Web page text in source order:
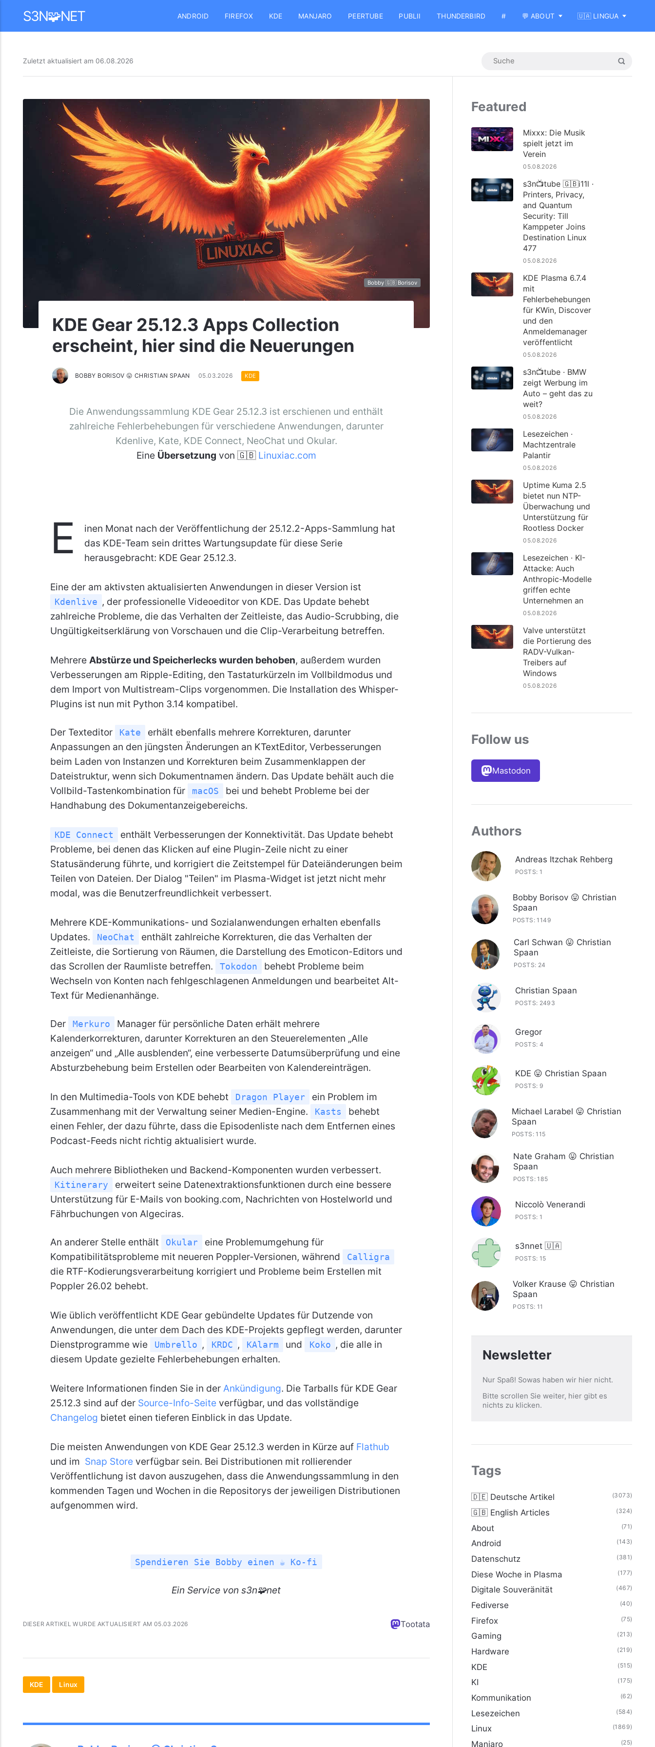
S3N🧩NET ANDROID FIREFOX KDE MANJARO PEERTUBE PUBLII THUNDERBIRD # 💬 ABOUT 🇺🇦 LINGUA
Zuletzt aktualisiert am 06.08.2026
Bobby 🇬🇧 Borisov
KDE Gear 25.12.3 Apps Collection
erscheint, hier sind die Neuerungen
BOBBY BORISOV 😛 CHRISTIAN SPAAN 05.03.2026 KDE
Die Anwendungssammlung KDE Gear 25.12.3 ist erschienen und enthält
zahlreiche Fehlerbehebungen für verschiedene Anwendungen, darunter
Kdenlive, Kate, KDE Connect, NeoChat und Okular.
Eine Übersetzung von 🇬🇧 Linuxiac.com
E
inen Monat nach der Veröffentlichung der 25.12.2-Apps-Sammlung hat
das KDE-Team sein drittes Wartungsupdate für diese Serie
herausgebracht: KDE Gear 25.12.3.
Eine der am aktivsten aktualisierten Anwendungen in dieser Version ist
Kdenlive , der professionelle Videoeditor von KDE. Das Update behebt
zahlreiche Probleme, die das Verhalten der Zeitleiste, das Audio-Scrubbing, die
Ungültigkeitserklärung von Vorschauen und die Clip-Verarbeitung betreffen.
Mehrere Abstürze und Speicherlecks wurden behoben, außerdem wurden
Verbesserungen am Ripple-Editing, den Tastaturkürzeln im Vollbildmodus und
dem Import von Multistream-Clips vorgenommen. Die Installation des Whisper-
Plugins ist nun mit Python 3.14 kompatibel.
Der Texteditor Kate
erhält ebenfalls mehrere Korrekturen, darunter
Anpassungen an den jüngsten Änderungen an KTextEditor, Verbesserungen
beim Laden von Instanzen und Korrekturen beim Zusammenklappen der
Dateistruktur, wenn sich Dokumentnamen ändern. Das Update behält auch die
Vollbild-Tastenkombination für
macOS
bei und behebt Probleme bei der
Handhabung des Dokumentanzeigebereichs.
KDE Connect
enthält Verbesserungen der Konnektivität. Das Update behebt
Probleme, bei denen das Klicken auf eine Plugin-Zeile nicht zu einer
Statusänderung führte, und korrigiert die Zeitstempel für Dateiänderungen beim
Teilen von Dateien. Der Dialog "Teilen" im Plasma-Widget ist jetzt nicht mehr
modal, was die Benutzerfreundlichkeit verbessert.
Mehrere KDE-Kommunikations- und Sozialanwendungen erhalten ebenfalls
Updates.
NeoChat
enthält zahlreiche Korrekturen, die das Verhalten der
Zeitleiste, die Sortierung von Räumen, die Darstellung des Emoticon-Editors und
das Scrollen der Raumliste betreffen.
Tokodon
behebt Probleme beim
Wechseln von Konten nach fehlgeschlagenen Anmeldungen und bearbeitet Alt-
Text für Medienanhänge.
Der Merkuro
Manager für persönliche Daten erhält mehrere
Kalenderkorrekturen, darunter Korrekturen an den Steuerelementen „Alle
anzeigen“ und „Alle ausblenden“, eine verbesserte Datumsüberprüfung und eine
Absturzbehebung beim Erstellen oder Bearbeiten von Kalendereinträgen.
In den Multimedia-Tools von KDE behebt Dragon Player
ein Problem im
Zusammenhang mit der Verwaltung seiner Medien-Engine.
Kasts
behebt
einen Fehler, der dazu führte, dass die Episodenliste nach dem Entfernen eines
Podcast-Feeds nicht richtig aktualisiert wurde.
Auch mehrere Bibliotheken und Backend-Komponenten wurden verbessert.
Kitinerary
erweitert seine Datenextraktionsfunktionen durch eine bessere
Unterstützung für E-Mails von booking.com, Nachrichten von Hostelworld und
Fährbuchungen von Algeciras.
An anderer Stelle enthält Okular
eine Problemumgehung für
Kompatibilitätsprobleme mit neueren Poppler-Versionen, während
Calligra
die RTF-Kodierungsverarbeitung korrigiert und Probleme beim Erstellen mit
Poppler 26.02 behebt.
Wie üblich veröffentlicht KDE Gear gebündelte Updates für Dutzende von
Anwendungen, die unter dem Dach des KDE-Projekts gepflegt werden, darunter
Dienstprogramme wie
Umbrello , KRDC , KAlarm und Koko , die alle in
diesem Update gezielte Fehlerbehebungen erhalten.
Weitere Informationen finden Sie in der Ankündigung. Die Tarballs für KDE Gear
25.12.3 sind auf der Source-Info-Seiteverfügbar, und das vollständige
Changelog bietet einen tieferen Einblick in das Update.
Die meisten Anwendungen von KDE Gear 25.12.3 werden in Kürze auf Flathub
und im Snap Storeverfügbar sein. Bei Distributionen mit rollierender
Veröffentlichung ist davon auszugehen, dass die Anwendungssammlung in den
kommenden Tagen und Wochen in die Repositorys der jeweiligen Distributionen
aufgenommen wird.
Spendieren Sie Bobby einen ☕ Ko-fi
Ein Service von s3n🧩net
DIESER ARTIKEL WURDE AKTUALISIERT AM 05.03.2026 Tootata
KDE Linux
Featured
Mixxx: Die Musik
spielt jetzt im
Verein
05.08.2026
s3n📺tube 🇬🇧i11l ·
Printers, Privacy,
and Quantum
Security: Till
Kamppeter Joins
Destination Linux
477
05.08.2026
KDE Plasma 6.7.4
mit
Fehlerbehebungen
für KWin, Discover
und den
Anmeldemanager
veröffentlicht
05.08.2026
s3n📺tube · BMW
zeigt Werbung im
Auto – geht das zu
weit?
05.08.2026
Lesezeichen ·
Machtzentrale
Palantir
05.08.2026
Uptime Kuma 2.5
bietet nun NTP-
Überwachung und
Unterstützung für
Rootless Docker
05.08.2026
Lesezeichen · KI-
Attacke: Auch
Anthropic-Modelle
griffen echte
Unternehmen an
05.08.2026
Valve unterstützt
die Portierung des
RADV-Vulkan-
Treibers auf
Windows
05.08.2026
Follow us
Mastodon
Authors
Andreas Itzchak Rehberg
POSTS: 1
Bobby Borisov 😛 Christian
Spaan
POSTS: 1149
Carl Schwan 😛 Christian
Spaan
POSTS: 24
Christian Spaan
POSTS: 2493
Gregor
POSTS: 4
KDE 😛 Christian Spaan
POSTS: 9
Michael Larabel 😛 Christian
Spaan
POSTS: 115
Nate Graham 😛 Christian
Spaan
POSTS: 185
Niccolò Venerandi
POSTS: 1
s3nnet 🇺🇦
POSTS: 15
Volker Krause 😛 Christian
Spaan
POSTS: 11
Newsletter
Nur Spaß! Sowas haben wir hier nicht.
Bitte scrollen Sie weiter, hier gibt es
nichts zu klicken.
Tags
🇩🇪 Deutsche Artikel (3073)
🇬🇧 English Articles (324)
About (71)
Android (143)
Datenschutz (381)
Diese Woche in Plasma (177)
Digitale Souveränität (467)
Fediverse (40)
Firefox (75)
Gaming (213)
Hardware (219)
KDE (515)
KI (175)
Kommunikation (62)
Lesezeichen (584)
Linux (1869)
Manjaro (25)